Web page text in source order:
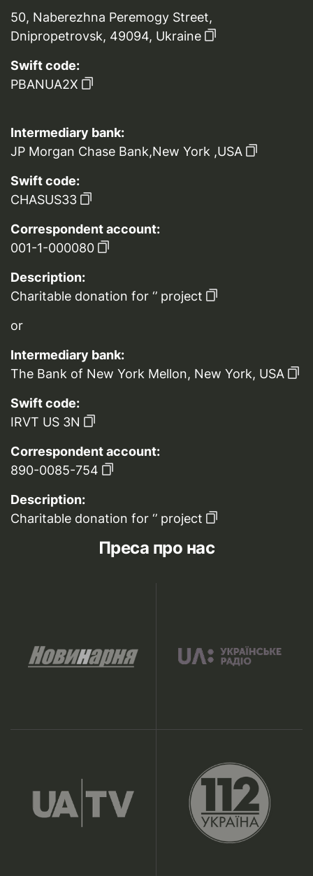
50, Naberezhna Peremogy Street,
Dnipropetrovsk, 49094, Ukraine
Swift code:
PBANUA2X
Intermediary bank:
JP Morgan Chase Bank,New York ,USA
Swift code:
CHASUS33
Correspondent account:
001-1-000080
Description:
Charitable donation for ‘’ project
or
Intermediary bank:
The Bank of New York Mellon, New York, USA
Swift code:
IRVT US 3N
Correspondent account:
890-0085-754
Description:
Charitable donation for ‘’ project
Преса про нас